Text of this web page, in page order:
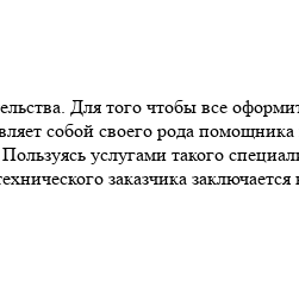
Для того чтобы все
собой своего рода
услугами такого
заказчика